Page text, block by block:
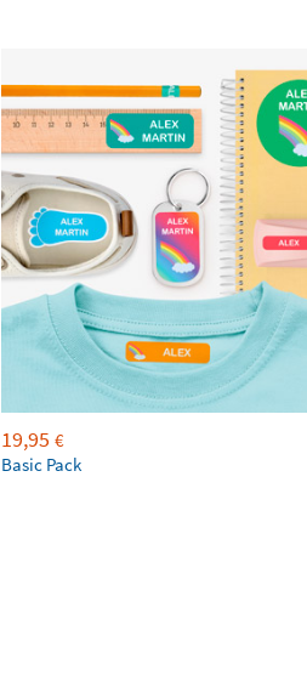
19,95 €
Basic Pack